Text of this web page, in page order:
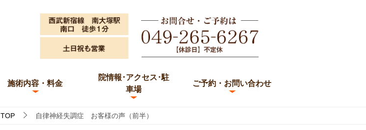
施術内容・料金
院情報･アクセス･駐
車場
ご予約・お問い合わせ
TOP 自律神経失調症 お客様の声（前半）